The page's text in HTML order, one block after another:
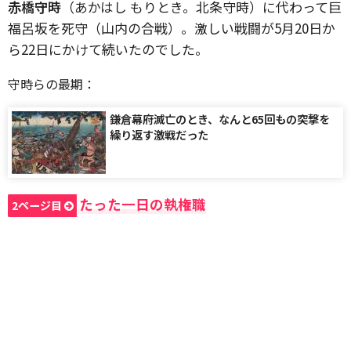
赤橋守時 （あかはし もりとき。北条守時）に代わって巨
福呂坂を死守（山内の合戦）。激しい戦闘が5月20日か
ら22日にかけて続いたのでした。
守時らの最期：
鎌倉幕府滅亡のとき、なんと65回もの突撃を
繰り返す激戦だった
2ページ目 たった一日の執権職